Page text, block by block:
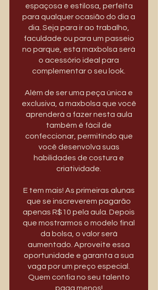
espaçosa e estilosa, perfeita
para qualquer ocasião do dia a
dia. Seja para ir ao trabalho,
faculdade ou para um passeio
no parque, esta maxbolsa será
o acessório ideal para
complementar o seu look.
Além de ser uma peça única e
exclusiva, a maxbolsa que você
aprenderá a fazer nesta aula
também é fácil de
confeccionar, permitindo que
você desenvolva suas
habilidades de costura e
criatividade.
E tem mais! As primeiras alunas
que se inscreverem pagarão
apenas R$10 pela aula. Depois
que mostrarmos o modelo final
da bolsa, o valor será
aumentado. Aproveite essa
oportunidade e garanta a sua
vaga por um preço especial.
Quem confia no seu talento
paga menos!